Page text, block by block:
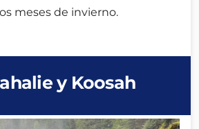
meses de invierno.
y Koosah